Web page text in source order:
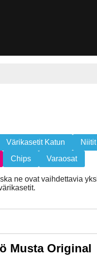
Värikasetit Katun Niitit
Chips Varaosat
ne ovat vaihdettavia
Musta Original